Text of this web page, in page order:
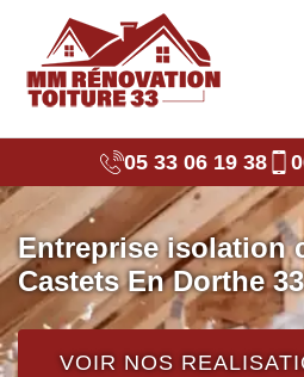
05 33 06 19 38
Entreprise isolation
Castets En Dorthe
VOIR NOS